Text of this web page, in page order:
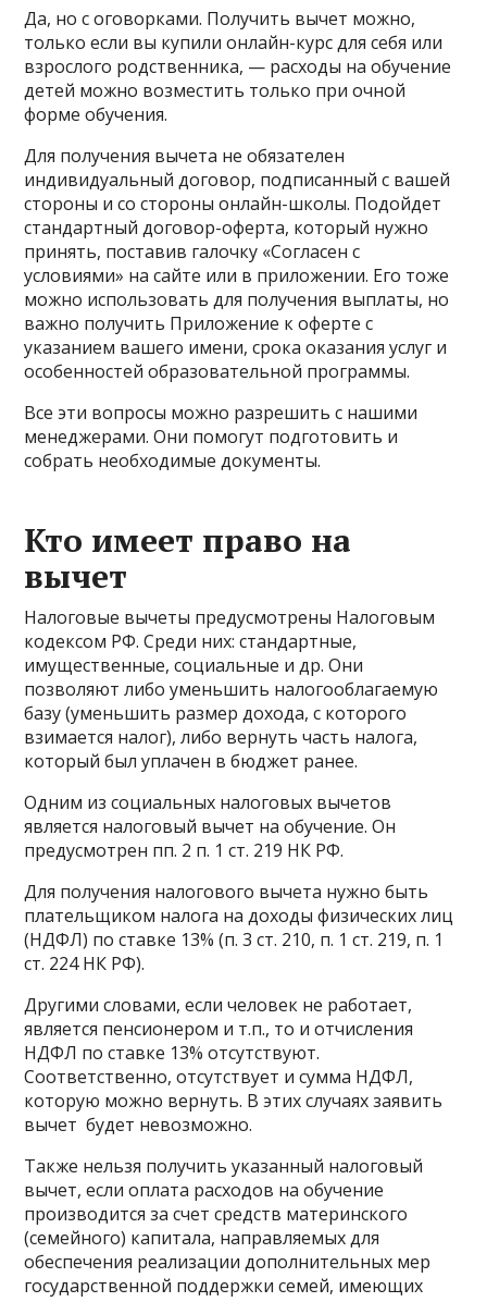
Да, но с оговорками. Получить вычет можно,
только если вы купили онлайн-курс для себя или
взрослого родственника, — расходы на обучение
детей можно возместить только при очной
форме обучения.
Для получения вычета не обязателен
индивидуальный договор, подписанный с вашей
стороны и со стороны онлайн-школы. Подойдет
стандартный договор-оферта, который нужно
принять, поставив галочку «Согласен с
условиями» на сайте или в приложении. Его тоже
можно использовать для получения выплаты, но
важно получить Приложение к оферте с
указанием вашего имени, срока оказания услуг и
особенностей образовательной программы.
Все эти вопросы можно разрешить с нашими
менеджерами. Они помогут подготовить и
собрать необходимые документы.
Кто имеет право на
вычет
Налоговые вычеты предусмотрены Налоговым
кодексом РФ. Среди них: стандартные,
имущественные, социальные и др. Они
позволяют либо уменьшить налогооблагаемую
базу (уменьшить размер дохода, с которого
взимается налог), либо вернуть часть налога,
который был уплачен в бюджет ранее.
Одним из социальных налоговых вычетов
является налоговый вычет на обучение. Он
предусмотрен пп. 2 п. 1 ст. 219 НК РФ.
Для получения налогового вычета нужно быть
плательщиком налога на доходы физических лиц
(НДФЛ) по ставке 13% (п. 3 ст. 210, п. 1 ст. 219, п. 1
ст. 224 НК РФ).
Другими словами, если человек не работает,
является пенсионером и т.п., то и отчисления
НДФЛ по ставке 13% отсутствуют.
Соответственно, отсутствует и сумма НДФЛ,
которую можно вернуть. В этих случаях заявить
вычет будет невозможно.
Также нельзя получить указанный налоговый
вычет, если оплата расходов на обучение
производится за счет средств материнского
(семейного) капитала, направляемых для
обеспечения реализации дополнительных мер
государственной поддержки семей, имеющих